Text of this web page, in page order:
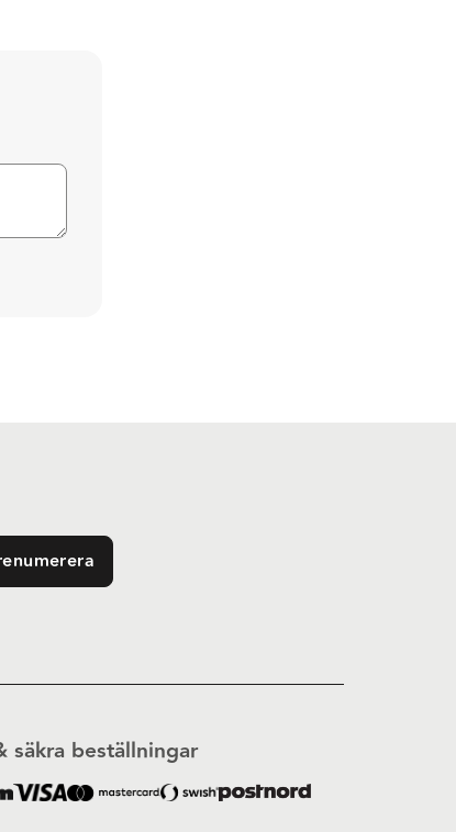
säkra beställningar